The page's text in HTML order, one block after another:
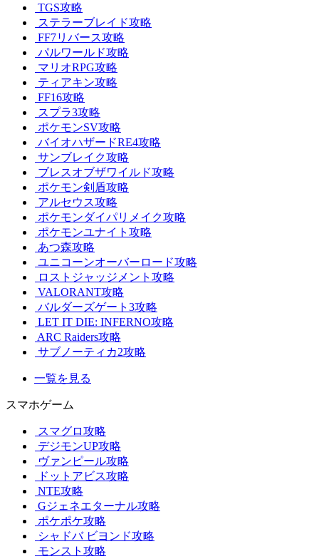
TGS攻略
ステラーブレイド攻略
FF7リバース攻略
パルワールド攻略
マリオRPG攻略
ティアキン攻略
FF16攻略
スプラ3攻略
ポケモンSV攻略
バイオハザードRE4攻略
サンブレイク攻略
ブレスオブザワイルド攻略
ポケモン剣盾攻略
アルセウス攻略
ポケモンダイパリメイク攻略
ポケモンユナイト攻略
あつ森攻略
ユニコーンオーバーロード攻略
ロストジャッジメント攻略
VALORANT攻略
バルダーズゲート3攻略
LET IT DIE: INFERNO攻略
ARC Raiders攻略
サブノーティカ2攻略
一覧を見る
スマホゲーム
スマグロ攻略
デジモンUP攻略
ヴァンピール攻略
ドットアビス攻略
NTE攻略
Gジェネエターナル攻略
ポケポケ攻略
シャドバ ビヨンド攻略
モンスト攻略